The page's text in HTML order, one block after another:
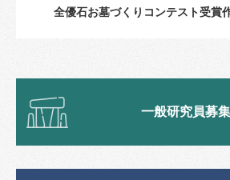
全優石お墓づくりコンテスト受賞
一般研究員募